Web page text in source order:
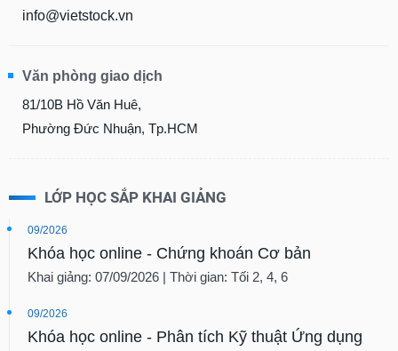
info@vietstock.vn
Văn phòng giao dịch
81/10B Hồ Văn Huê,
Phường Đức Nhuận, Tp.HCM
LỚP HỌC SẮP KHAI GIẢNG
09/2026
Khóa học online - Chứng khoán Cơ bản
Khai giảng: 07/09/2026 | Thời gian: Tối 2, 4, 6
09/2026
Khóa học online - Phân tích Kỹ thuật Ứng dụng